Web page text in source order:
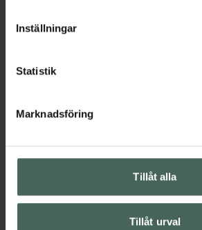
lagligheten av behandling som skett
Inställningar
Statistik
Marknadsföring
Tillåt alla
Tillåt urval
dagligt tillskott för män som
testosteronnivåer i blodet. Zink
och selen bidrar till att skydda
4 HIM ProstaCare passar män
komplettera kosten med